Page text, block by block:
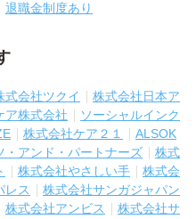
退職金制度あり
式会社ツクイ
株式会社日本ア
ア株式会社
ソーシャルインク
株式会社ケア２１
ALSOK
・アンド・パートナーズ
株式
株式会社やさしい手
株式会
レス
株式会社サンガジャパン
株式会社アンビス
株式会社サ